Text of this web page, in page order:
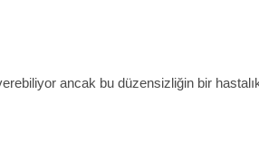
ancak bu düzensizliğin bir